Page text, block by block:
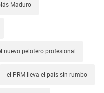
Maduro
nuevo pelotero profesional
el PRM lleva el país sin rumbo